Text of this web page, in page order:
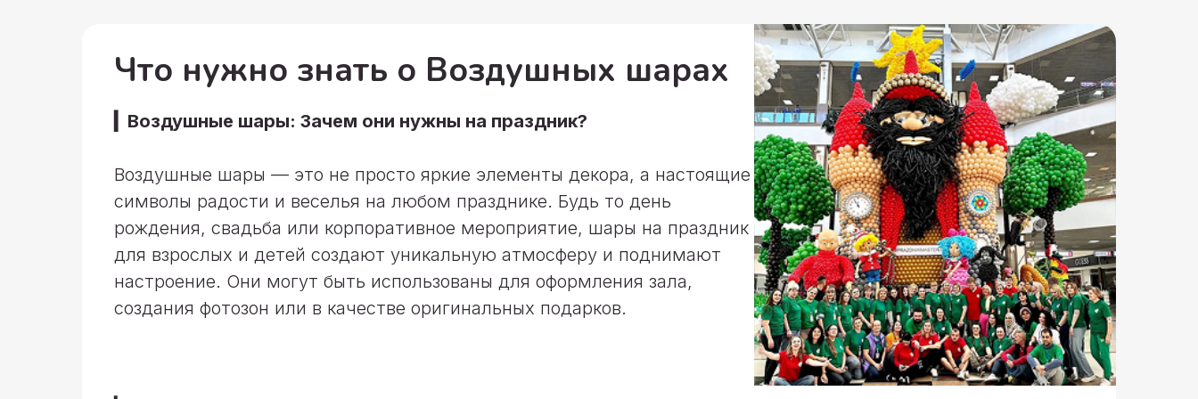
Что нужно знать о Воздушных шарах
▎Воздушные шары: Зачем они нужны на праздник?
Воздушные шары — это не просто яркие элементы декора, а настоящие
символы радости и веселья на любом празднике. Будь то день
рождения, свадьба или корпоративное мероприятие, шары на праздник
для взрослых и детей создают уникальную атмосферу и поднимают
настроение. Они могут быть использованы для оформления зала,
создания фотозон или в качестве оригинальных подарков.